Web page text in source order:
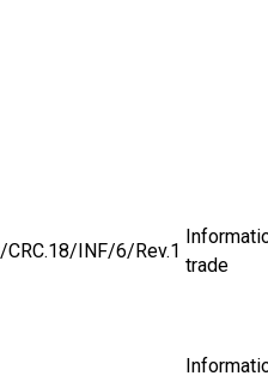
CRC.18/INF/6/Rev.1
trade